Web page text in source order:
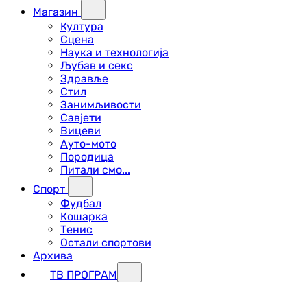
Магазин
Култура
Сцена
Наука и технологија
Љубав и секс
Здравље
Стил
Занимљивости
Савјети
Вицеви
Ауто-мото
Породица
Питали смо...
Спорт
Фудбал
Кошарка
Тенис
Остали спортови
Архива
ТВ ПРОГРАМ